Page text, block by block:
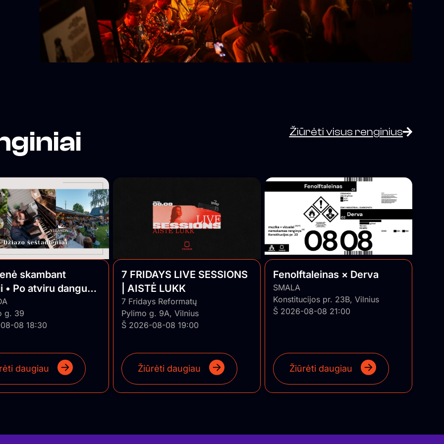
Žiūrėti visus renginius
skambant
• Po atviru dangumi
Jazz
g. 39
08 18:30
daugiau
7 FRIDAYS LIVE SESSIONS
| AISTĖ LUKK
7 Fridays Reformatų
Pylimo g. 9A, Vilnius
Š 2026-08-08 19:00
Žiūrėti daugiau
Fenolftaleinas × Derva
SMALA
Konstitucijos pr. 23B, Vilnius
Š 2026-08-08 21:00
Žiūrėti daugiau